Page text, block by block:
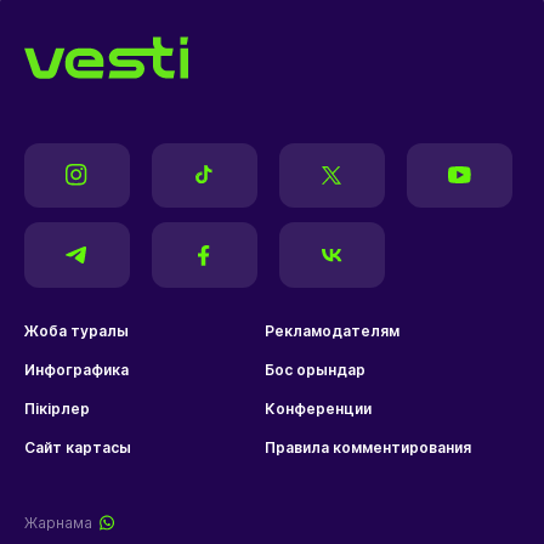
Жоба туралы Рекламодателям
Инфографика Бос орындар
Пікірлер Конференции
Сайт картасы Правила комментирования
Жарнама